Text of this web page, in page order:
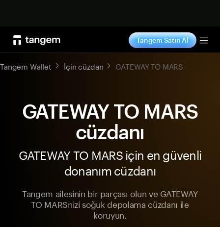
Tangem Satın Al
Tangem Wallet İçin cüzdan GATEWAY TO MARS
GATEWAY TO MARS
cüzdanı
GATEWAY TO MARS için en güvenli
donanım cüzdanı
Tangem ailesinin bir parçası olun ve GATEWAY
TO MARSnizi soğuk depolama cüzdanı ile
koruyun.